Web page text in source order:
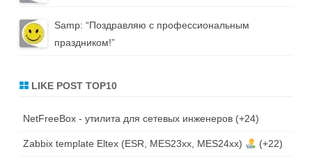
Samp: “Поздравляю с профессиональным
праздником!”
LIKE POST TOP10
NetFreeBox - утилита для сетевых инженеров +24
Zabbix template Eltex (ESR, MES23xx, MES24xx) +22